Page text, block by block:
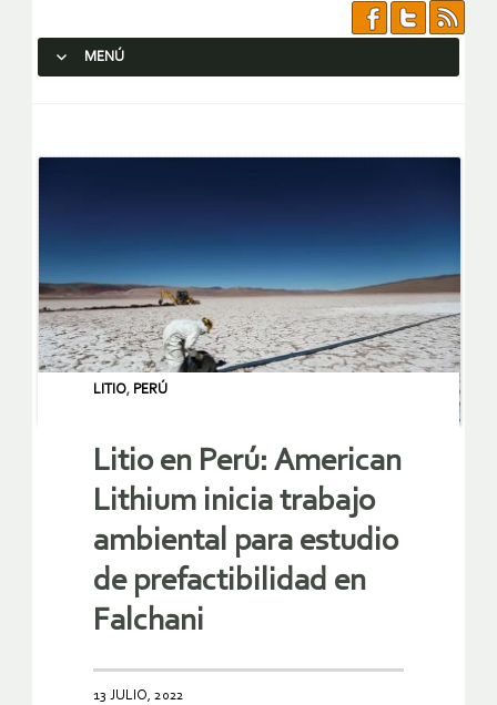
MENÚ
LITIO, PERÚ
Litio en Perú: American
Lithium inicia trabajo
ambiental para estudio
de prefactibilidad en
Falchani
13 JULIO, 2022